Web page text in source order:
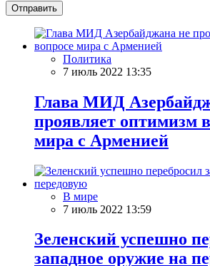
Отправить
Политика
7 июль 2022 13:35
Глава МИД
проявляет оптимизм
мира с Арменией
В мире
7 июль 2022 13:59
Зеленский успешно
западное оружие на